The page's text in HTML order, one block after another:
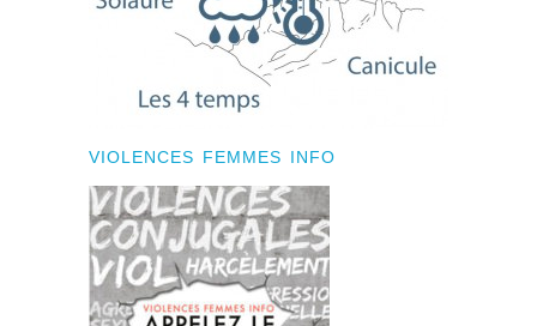
VIOLENCES FEMMES INFO